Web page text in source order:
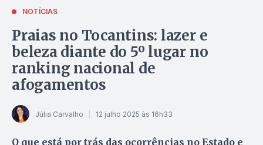
NOTÍCIAS
Praias no Tocantins: lazer e
beleza diante do 5º lugar no
ranking nacional de
afogamentos
Júlia Carvalho 12 julho 2025 às 16h33
O que está por trás das ocorrências no Estado e